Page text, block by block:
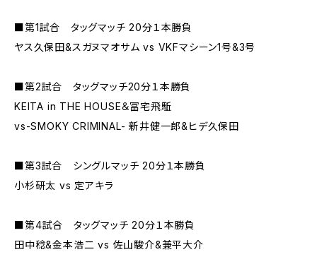
■第1試合 タッグマッチ 20分１本勝負
ヤス久保田&スガヌマオサム vs VKFマシーン1号&3号​
■第2試合 タッグマッチ20分１本勝負
KEITA in THE HOUSE＆冨宅飛駈
vs-SMOKY CRIMINAL- 新井健一郎&ヒデ久保田
■第3試合 シングルマッチ 20分１本勝負
小杉研太 vs 定アキラ
■第4試合 タッグマッチ 20分１本勝負
田中稔&金本浩二 vs 佐山駿介&兼平大介